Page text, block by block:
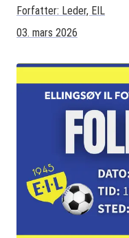
Forfatter: Leder, EIL
03. mars 2026